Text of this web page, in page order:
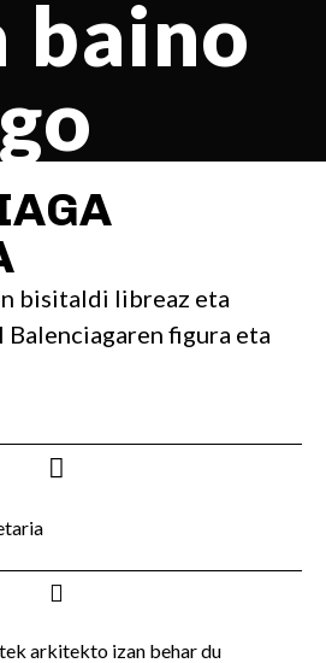
baino
bisitaldi libreaz eta
figura eta
arkitekto izan behar du